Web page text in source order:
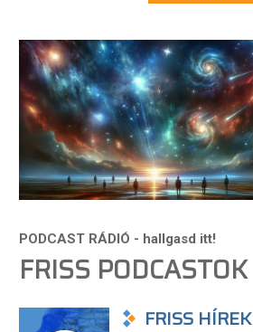
FRISS PODCASTOK
FRISS HÍREK